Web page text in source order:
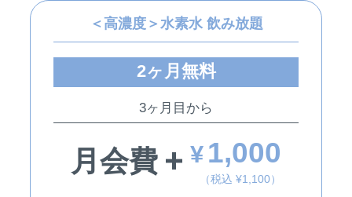
＜高濃度＞水素水 飲み放題
2ヶ月無料
3ヶ月目から
月会費 ¥ 1,000
（税込 ¥1,100）